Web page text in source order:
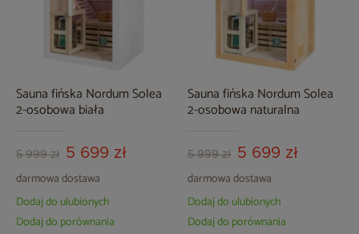
Sauna fińska Nordum Solea
2-osobowa biała
5 999 zł 5 699 zł
darmowa dostawa
Dodaj do ulubionych
Dodaj do porównania
Sauna fińska Nordum Solea
2-osobowa naturalna
5 999 zł 5 699 zł
darmowa dostawa
Dodaj do ulubionych
Dodaj do porównania